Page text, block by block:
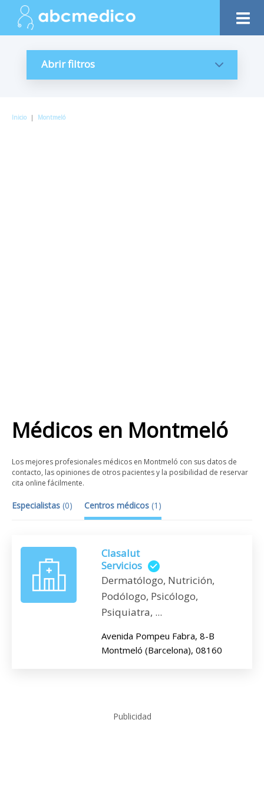
Abrir filtros
Inicio | Montmeló
Médicos en Montmeló
Los mejores profesionales médicos en Montmeló con sus datos de
contacto, las opiniones de otros pacientes y la posibilidad de reservar
cita online fácilmente.
Especialistas (0) Centros médicos (1 )
Clasalut
Servicios
Dermatólogo, Nutrición,
Podólogo, Psicólogo,
Psiquiatra, ...
Avenida Pompeu Fabra, 8-B
Montmeló (Barcelona), 08160
Publicidad